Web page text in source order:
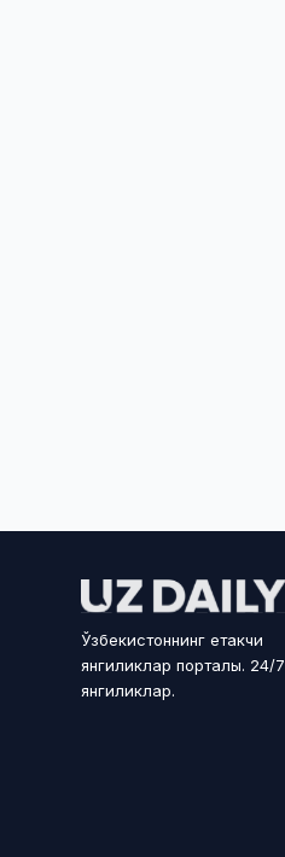
Ўзбекистоннинг етакчи
янгиликлар порталы. 24/7
янгиликлар.